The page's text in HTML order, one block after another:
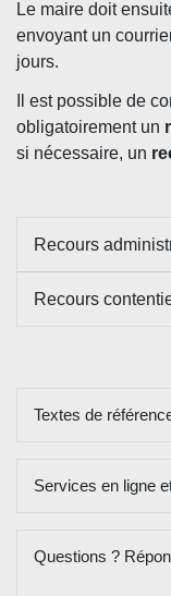
Le maire doit
envoyant un
jours.
Il est possible de
obligatoirement un
si nécessaire, un
Recours
Recours
Textes de
Services en ligne
Questions ?